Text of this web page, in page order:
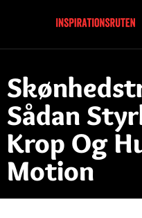
Sådan
Krop Og
Motion